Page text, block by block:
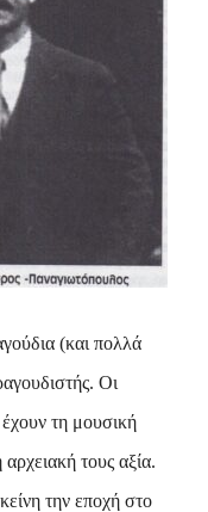
(και πολλά
Οι
τη μουσική
αρχειακή τους αξία.
την εποχή στο